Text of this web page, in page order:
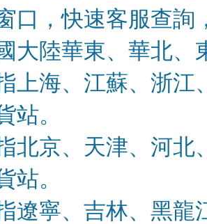
口，快速客服查
大陸華東、華北、
上海、江蘇、浙江
站。
北京、天津、河北
站。
遼寧、吉林、黑龍